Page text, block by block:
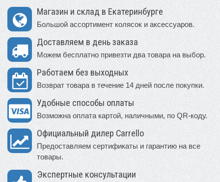
Магазин и склад в Екатеринбурге
Большой ассортимент колясок и аксессуаров.
Доставляем в день заказа
Можем бесплатно привезти два товара на выбор.
Работаем без выходных
Возврат товара в течение 14 дней после покупки.
Удобные способы оплаты
Возможна оплата картой, наличными, по QR-коду.
Официальный дилер Carrello
Предоставляем сертификаты и гарантию на все
товары.
Экспертные консультации